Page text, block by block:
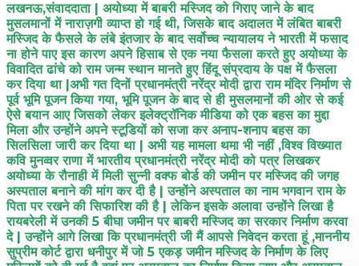
लखनऊ,संवाददाता | अयोध्या में बाबरी मस्जिद को गिराए जाने के बाद
मुसलमानों में नाराज़गी व्याप्त हो गई थी, जिसके बाद अदालत में लंबित बाबरी
मस्जिद के फैसले के लंबे इंतजार के बाद सर्वोच्च न्यायालय ने भारती में फसाद
ना होने पाए इस कारण अपने हिसाब से एक नया फैसला करते हुए अयोध्या के
विवादित ढांचे को राम जन्म स्थान मानते हुए हिंदू संप्रदाय के पक्ष में फैसला
कर दिया था |अभी गत दिनों प्रधानमंत्री नरेंद्र मोदी द्वारा राम मंदिर निर्माण से
पूर्व भूमि पूजन किया गया, भूमि पूजन के बाद से ही मुसलमानों की ओर से कई
ऐसे बयान आए जिसको लेकर इलेक्ट्रॉनिक मीडिया को एक बहस का मुद्दा
मिला और उन्होंने अपने स्टूडियों को सजा कर अनाप-शनाप बहस का
सिलसिला जारी कर दिया था | अभी यह मामला थमा भी नहीं ,विश्व विख्यात
कवि मुनव्वर राणा में भारतीय प्रधानमंत्री नरेंद्र मोदी को पत्र लिखकर
अयोध्या के रौनाही में मिली सुन्नी वक्फ बोर्ड की जमीन पर मस्जिद की जगह
अस्पताल बनाने की मांग कर दी है | उन्होंने अस्पताल का नाम भगवान राम के
पिता पर रखने की सिफारिश की है | लेकिन इसके अलावा उन्होंने लिखा है
रायबरेली में उनकी 5 बीघा जमीन पर बाबरी मस्जिद का सरकार निर्माण करवा
दे | उन्होंने आगे लिखा कि प्रधानमंत्री जी मैं आपसे निवेदन करता हूं ,माननीय
सुप्रीम कोर्ट द्वारा धनीपुर में जो 5 एकड़ जमीन मस्जिद के निर्माण के लिए